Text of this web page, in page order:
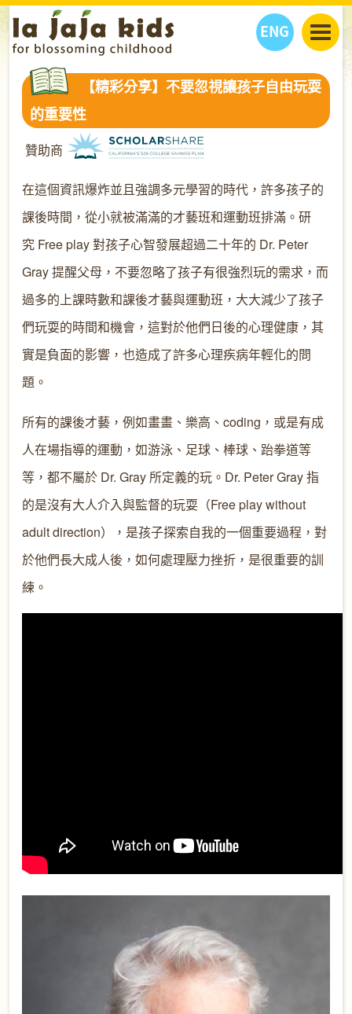
ENG
丫丫看天下
教學活動
丫丫活動
丫丫之選
健康生活館
關於我們
我們的故事
聯絡
丫丫夥伴 + 友情連接
購物
【精彩分享】不要忽視讓孩子自由玩耍
的重要性
贊助商
在這個資訊爆炸並且強調多元學習的時代，許多孩子的
課後時間，從小就被滿滿的才藝班和運動班排滿。研
究 Free play 對孩子心智發展超過二十年的 Dr. Peter
Gray 提醒父母，不要忽略了孩子有很強烈玩的需求，而
過多的上課時數和課後才藝與運動班，大大減少了孩子
們玩耍的時間和機會，這對於他們日後的心理健康，其
實是負面的影響，也造成了許多心理疾病年輕化的問
題。
所有的課後才藝，例如畫畫、樂高、coding，或是有成
人在場指導的運動，如游泳、足球、棒球、跆拳道等
等，都不屬於 Dr. Gray 所定義的玩。Dr. Peter Gray 指
的是沒有大人介入與監督的玩耍（Free play without
adult direction），是孩子探索自我的一個重要過程，對
於他們長大成人後，如何處理壓力挫折，是很重要的訓
練。